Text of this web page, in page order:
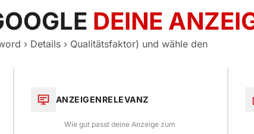
DEINE
› Details › Qualitätsfaktor) und wähle den
ANZEIGENRELEVANZ
Wie gut passt deine Anzeige zum